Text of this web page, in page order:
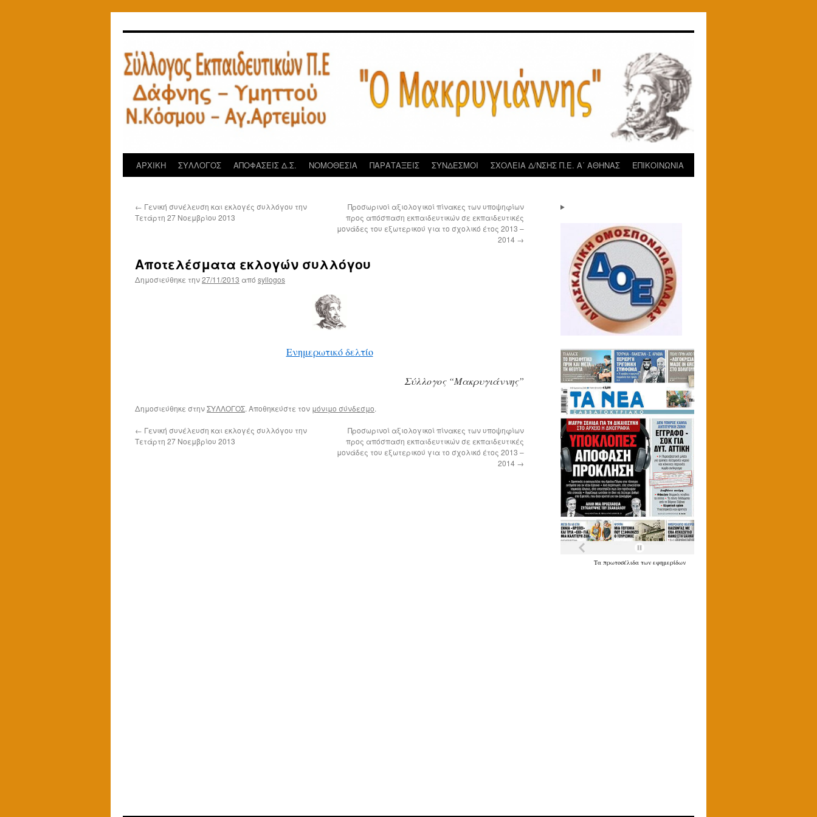
ΑΡΧΙΚΗ ΣΥΛΛΟΓΟΣ ΑΠΟΦΑΣΕΙΣ Δ.Σ. ΝΟΜΟΘΕΣΙΑ ΠΑΡΑΤΑΞΕΙΣ ΣΥΝΔΕΣΜΟΙ ΣΧΟΛΕΙΑ Δ/ΝΣΗΣ Π.Ε. Α΄ ΑΘΗΝΑΣ ΕΠΙΚΟΙΝΩΝΙΑ
← Γενική συνέλευση και εκλογές συλλόγου την
Τετάρτη 27 Νοεμβρίου 2013
Προσωρινοί αξιολογικοί πίνακες των υποψηφίων
προς απόσπαση εκπαιδευτικών σε εκπαιδευτικές
μονάδες του εξωτερικού για το σχολικό έτος 2013 –
2014 →
Αποτελέσματα εκλογών συλλόγου
Δημοσιεύθηκε την27/11/2013 από syllogos
Ενημερωτικό δελτίο
Σύλλογος “Μακρυγιάννης”
Δημοσιεύθηκε στηνΣΥΛΛΟΓΟΣ. Αποθηκεύστε τον μόνιμο σύνδεσμο.
← Γενική συνέλευση και εκλογές συλλόγου την
Τετάρτη 27 Νοεμβρίου 2013
Προσωρινοί αξιολογικοί πίνακες των υποψηφίων
προς απόσπαση εκπαιδευτικών σε εκπαιδευτικές
μονάδες του εξωτερικού για το σχολικό έτος 2013 –
2014 →
Τα πρωτοσέλιδα των εφημερίδων